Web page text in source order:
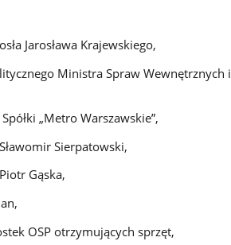
Jarosława Krajewskiego,
Ministra Spraw Wewnętrznych i
„Metro Warszawskie”,
Sierpatowski,
Gąska,
OSP otrzymujących sprzęt,